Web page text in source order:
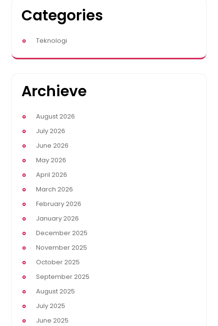
Categories
Teknologi
Archieve
August 2026
July 2026
June 2026
May 2026
April 2026
March 2026
February 2026
January 2026
December 2025
November 2025
October 2025
September 2025
August 2025
July 2025
June 2025